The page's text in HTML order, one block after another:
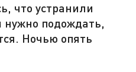
что устранили
нужно подождать,
Ночью опять